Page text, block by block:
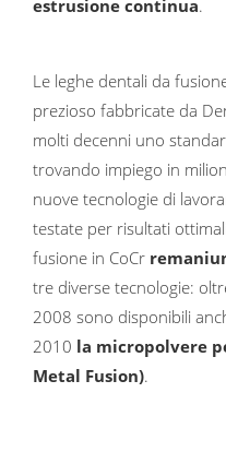
estrusione continua.
Le leghe dentali da
prezioso fabbricate da
molti decenni uno
trovando impiego in
nuove tecnologie di
testate per risultati
fusione in CoCr
tre diverse tecnologie:
2008 sono disponibili
2010 la micropolvere
Metal Fusion).